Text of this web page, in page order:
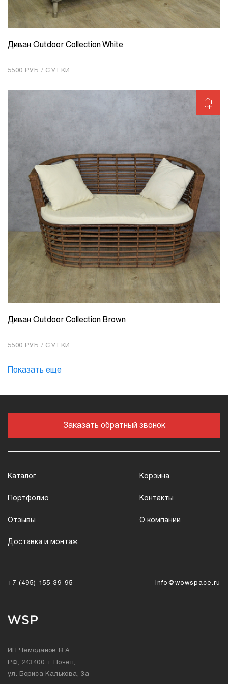
КОЛИЧЕСТВО 1
Диван Outdoor Collection White
5500 РУБ / СУТКИ
КОЛИЧЕСТВО 1
Диван Outdoor Collection Brown
5500 РУБ / СУТКИ
Показать еще
Заказать обратный звонок
Каталог Корзина
Портфолио Контакты
Отзывы О компании
Доставка и монтаж
+7 (495) 155-39-95 info@wowspace.ru
ИП Чемоданов В.А.
РФ, 243400, г. Почеп,
ул. Бориса Калькова, 3а